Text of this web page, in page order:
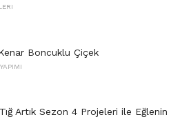
Boncuklu Çiçek
Artık Sezon 4 Projeleri ile Eğlenin